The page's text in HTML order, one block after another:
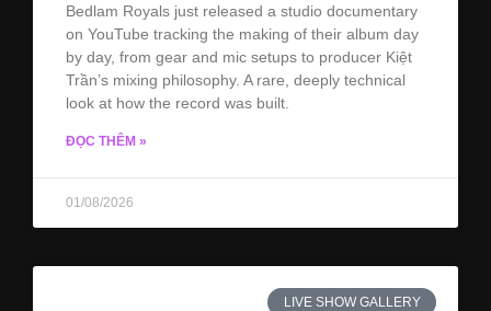
Bedlam Royals just released a studio documentary
on YouTube tracking the making of their album day
by day, from gear and mic setups to producer Kiệt
Trần’s mixing philosophy. A rare, deeply technical
look at how the record was built.
ĐỌC THÊM »
01/08/2026
LIVE SHOW GALLERY